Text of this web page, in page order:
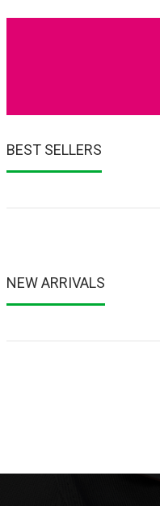
BEST SELLERS
NEW ARRIVALS